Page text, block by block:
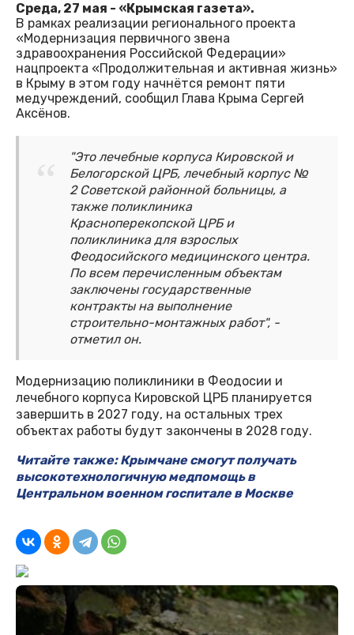
Среда, 27 мая - «Крымская газета».
В рамках реализации регионального проекта
«Модернизация первичного звена
здравоохранения Российской Федерации»
нацпроекта «Продолжительная и активная жизнь»
в Крыму в этом году начнётся ремонт пяти
медучреждений, сообщил Глава Крыма Сергей
Аксёнов.
"Это лечебные корпуса Кировской и
Белогорской ЦРБ, лечебный корпус №
2 Советской районной больницы, а
также поликлиника
Красноперекопской ЦРБ и
поликлиника для взрослых
Феодосийского медицинского центра.
По всем перечисленным объектам
заключены государственные
контракты на выполнение
строительно-монтажных работ", -
отметил он.
Модернизацию поликлиники в Феодосии и
лечебного корпуса Кировской ЦРБ планируется
завершить в 2027 году, на остальных трех
объектах работы будут закончены в 2028 году.
Читайте также: Крымчане смогут получать
высокотехнологичную медпомощь в
Центральном военном госпитале в Москве